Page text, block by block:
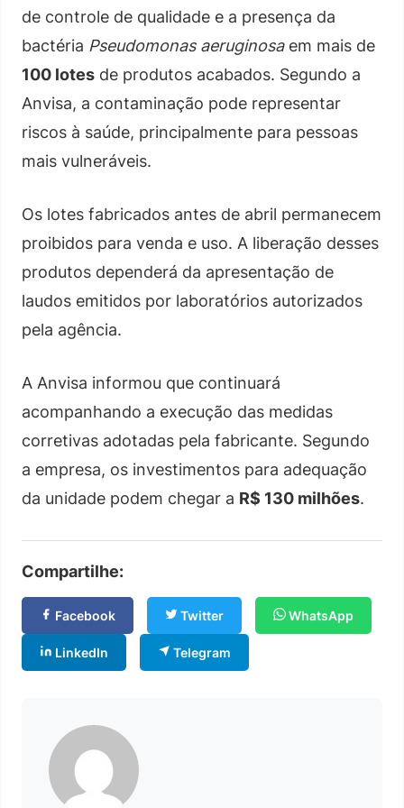
de controle de qualidade e a presença da
bactéria Pseudomonas aeruginosaem mais de
100 lotes de produtos acabados. Segundo a
Anvisa, a contaminação pode representar
riscos à saúde, principalmente para pessoas
mais vulneráveis.
Os lotes fabricados antes de abril permanecem
proibidos para venda e uso. A liberação desses
produtos dependerá da apresentação de
laudos emitidos por laboratórios autorizados
pela agência.
A Anvisa informou que continuará
acompanhando a execução das medidas
corretivas adotadas pela fabricante. Segundo
a empresa, os investimentos para adequação
da unidade podem chegar a R$ 130 milhões.
Compartilhe:
Facebook Twitter WhatsApp
LinkedIn Telegram